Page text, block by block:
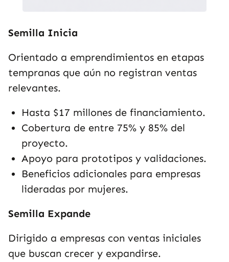
Semilla Inicia
Orientado a emprendimientos en etapas
tempranas que aún no registran ventas
relevantes.
Hasta $17 millones de financiamiento.
Cobertura de entre 75% y 85% del
proyecto.
Apoyo para prototipos y validaciones.
Beneficios adicionales para empresas
lideradas por mujeres.
Semilla Expande
Dirigido a empresas con ventas iniciales
que buscan crecer y expandirse.